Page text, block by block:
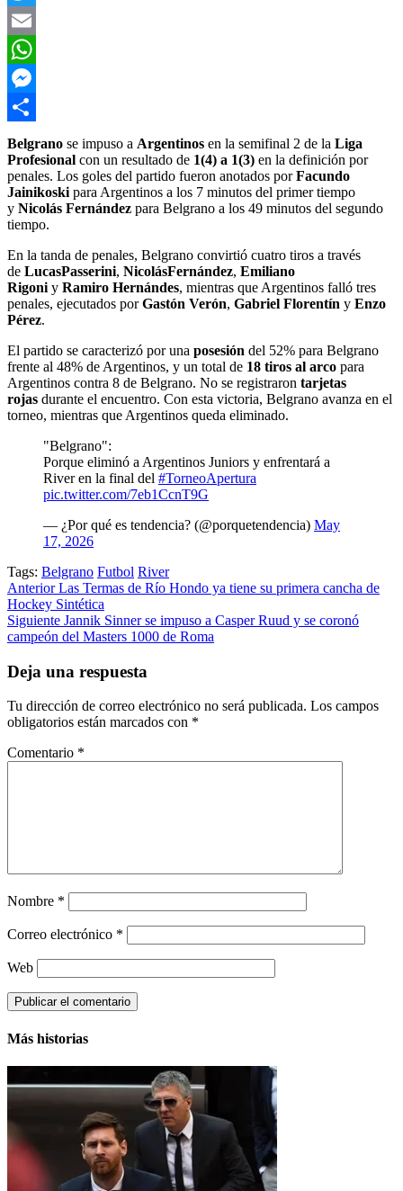
Twitter
Email
WhatsApp
Messenger
Compartir
Belgrano se impuso a Argentinos en la semifinal 2 de la Liga
Profesional con un resultado de 1(4) a 1(3) en la definición por
penales. Los goles del partido fueron anotados porFacundo
Jainikoski para Argentinos a los 7 minutos del primer tiempo
y Nicolás Fernández para Belgrano a los 49 minutos del segundo
tiempo.
En la tanda de penales, Belgrano convirtió cuatro tiros a través
de LucasPasserini, NicolásFernández, Emiliano
Rigoni y Ramiro Hernándes, mientras que Argentinos falló tres
penales, ejecutados porGastón Verón, Gabriel Florentín y Enzo
Pérez.
El partido se caracterizó por una posesión del 52% para Belgrano
frente al 48% de Argentinos, y un total de 18 tiros al arco para
Argentinos contra 8 de Belgrano. No se registraron tarjetas
rojas durante el encuentro. Con esta victoria, Belgrano avanza en el
torneo, mientras que Argentinos queda eliminado.
"Belgrano":
Porque eliminó a Argentinos Juniors y enfrentará a
River en la final del #TorneoApertura
pic.twitter.com/7eb1CcnT9G
— ¿Por qué es tendencia? (@porquetendencia) May
17, 2026
Tags: Belgrano Futbol River
Post
navigation
AnteriorLas Termas de Río Hondo ya tiene su primera cancha de
Hockey Sintética
Siguiente Jannik Sinner se impuso a Casper Ruud y se coronó
campeón del Masters 1000 de Roma
Deja una respuesta
Tu dirección de correo electrónico no será publicada. Los campos
obligatorios están marcados con *
Comentario *
Nombre *
Correo electrónico *
Web
Más historias